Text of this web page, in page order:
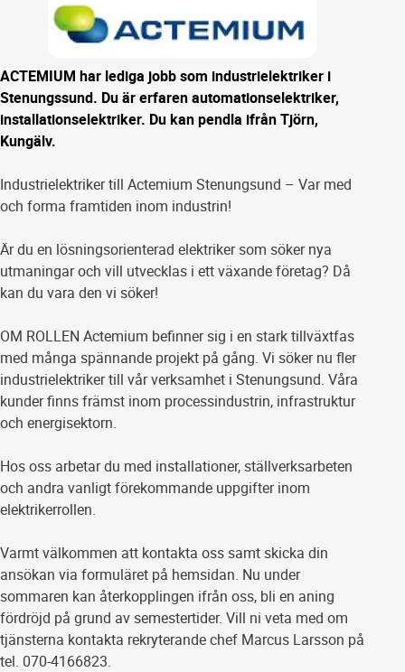
ACTEMIUM har lediga jobb som industrielektriker i
Stenungssund. Du är erfaren automationselektriker,
installationselektriker. Du kan pendla ifrån Tjörn,
Kungälv.
Industrielektriker till Actemium Stenungsund – Var med
och forma framtiden inom industrin!
Är du en lösningsorienterad elektriker som söker nya
utmaningar och vill utvecklas i ett växande företag? Då
kan du vara den vi söker!
OM ROLLEN Actemium befinner sig i en stark tillväxtfas
med många spännande projekt på gång. Vi söker nu fler
industrielektriker till vår verksamhet i Stenungsund. Våra
kunder finns främst inom processindustrin, infrastruktur
och energisektorn.
Hos oss arbetar du med installationer, ställverksarbeten
och andra vanligt förekommande uppgifter inom
elektrikerrollen.
Varmt välkommen att kontakta oss samt skicka din
ansökan via formuläret på hemsidan. Nu under
sommaren kan återkopplingen ifrån oss, bli en aning
fördröjd på grund av semestertider. Vill ni veta med om
tjänsterna kontakta rekryterande chef Marcus Larsson på
tel. 070-4166823.